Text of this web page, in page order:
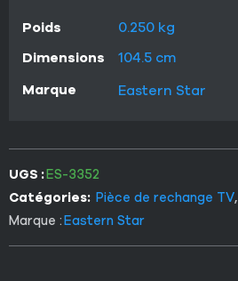
Poids
0.250 kg
Dimensions
104.5 cm
Marque
Eastern Star
UGS :ES-3352
Catégories: Pièce de rechange TV,
Marque :Eastern Star